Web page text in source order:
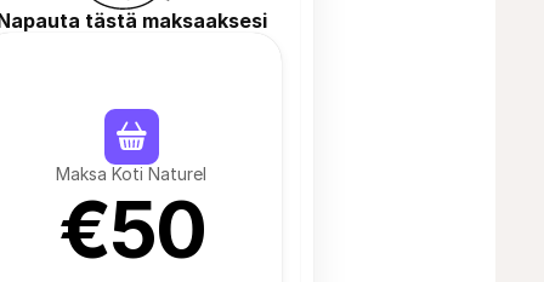
tästä maksaaksesi
Maksa Koti Naturel
€50